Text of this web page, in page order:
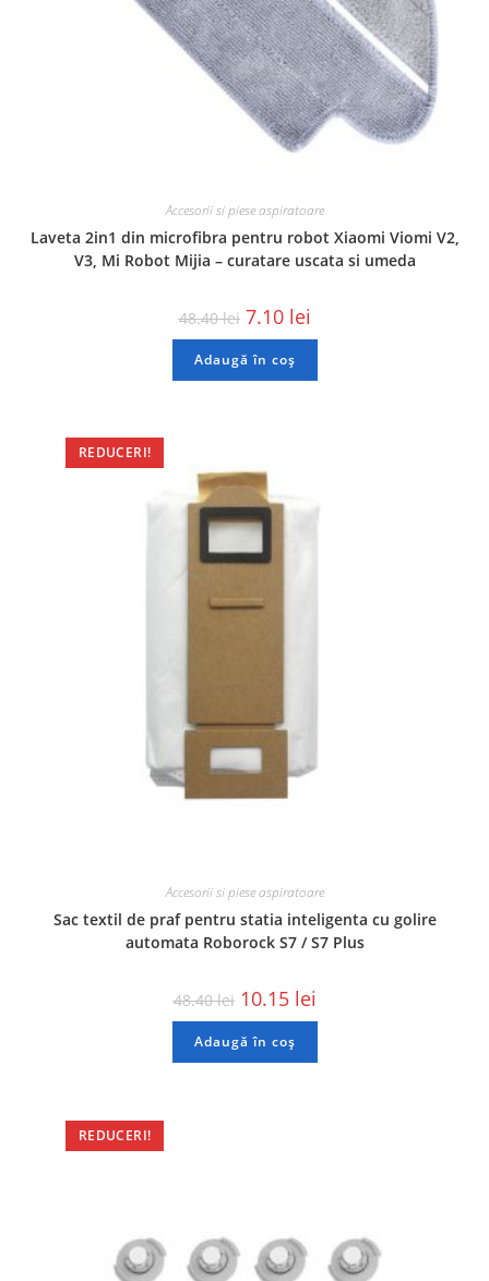
Accesorii si piese aspiratoare
Laveta 2in1 din microfibra pentru robot Xiaomi Viomi V2,
V3, Mi Robot Mijia – curatare uscata si umeda
48.40lei 7.10 lei
Adaugă în coș
REDUCERI!
Accesorii si piese aspiratoare
Sac textil de praf pentru statia inteligenta cu golire
automata Roborock S7 / S7 Plus
48.40lei 10.15 lei
Adaugă în coș
REDUCERI!